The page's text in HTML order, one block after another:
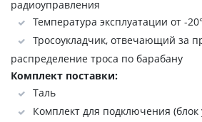
радиоуправления
Температура эксплуатации от -
Тросоукладчик, отвечающий за
распределение троса по барабану
Комплект поставки:
Таль
Комплект для подключения (блок